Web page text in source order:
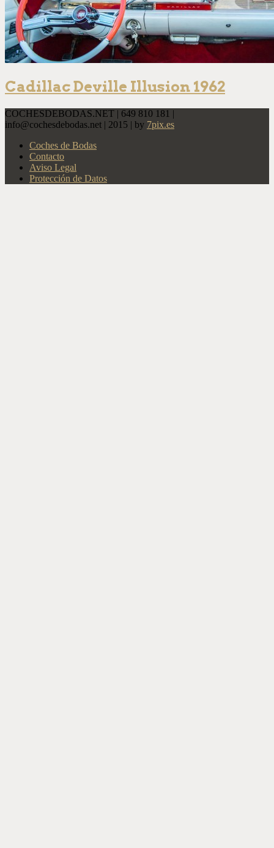
Cadillac Deville Illusion 1962
COCHESDEBODAS.NET | 649 810 181 |
info@cochesdebodas.net | 2015 | by 7pix.es
Coches de Bodas
Contacto
Aviso Legal
Protección de Datos